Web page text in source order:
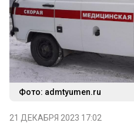
Фото: admtyumen.ru
21 ДЕКАБРЯ 2023 17:02